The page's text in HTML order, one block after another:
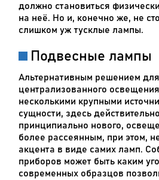
должно становиться
на неё. Но и, конечно же, не
слишком уж тусклые лампы.
Подвесные лампы
Альтернативным решением
централизованного
несколькими крупными
сущности, здесь
принципиально нового,
более рассеянным, при этом,
акцента в виде самих ламп.
приборов может быть каким
современных образцов